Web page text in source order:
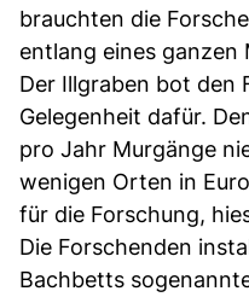
brauchten die
entlang eines ganzen
Der Illgraben bot den
Gelegenheit dafür.
pro Jahr Murgänge
wenigen Orten in
für die Forschung,
Die Forschenden
Bachbetts